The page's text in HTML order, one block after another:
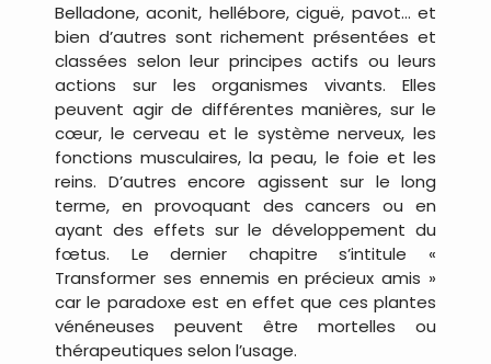
Belladone, aconit, hellébore, ciguë, pavot… et
bien d’autres sont richement présentées et
classées selon leur principes actifs ou leurs
actions sur les organismes vivants. Elles
peuvent agir de différentes manières, sur le
cœur, le cerveau et le système nerveux, les
fonctions musculaires, la peau, le foie et les
reins. D’autres encore agissent sur le long
terme, en provoquant des cancers ou en
ayant des effets sur le développement du
fœtus. Le dernier chapitre s’intitule «
Transformer ses ennemis en précieux amis »
car le paradoxe est en effet que ces plantes
vénéneuses peuvent être mortelles ou
thérapeutiques selon l’usage.